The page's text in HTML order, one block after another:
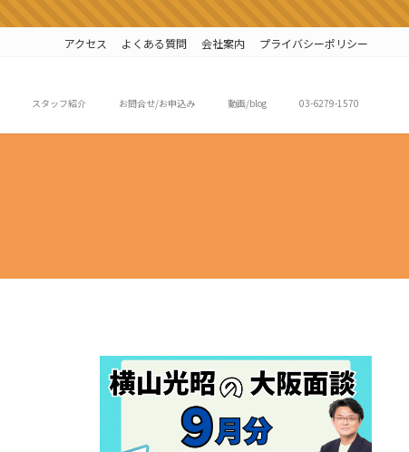
アクセス よくある質問 会社案内 プライバシーポリシー
スタッフ紹介 お問合せ/お申込み 動画/blog 03-6279-1570